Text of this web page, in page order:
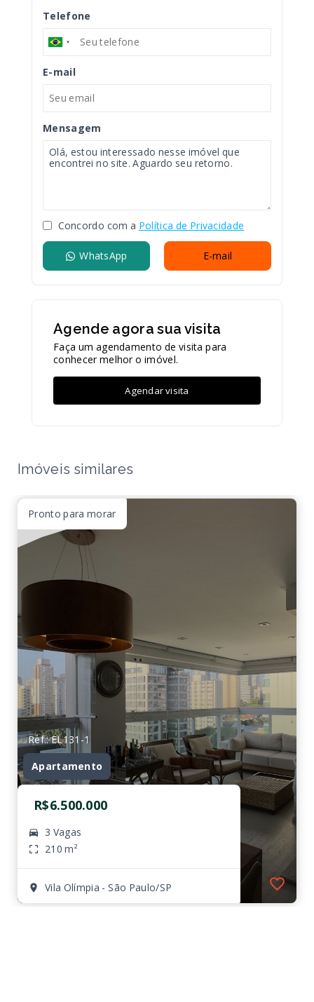
Telefone
E-mail
Mensagem
Concordo com a Política de Privacidade
WhatsApp E-mail
Agende agora sua visita
Faça um agendamento de visita para
conhecer melhor o imóvel.
Agendar visita
Imóveis similares
Pronto para morar
Ref.: EL131-1
Apartamento
R$6.500.000
3 Vagas
210 m²
Vila Olímpia - São Paulo/SP